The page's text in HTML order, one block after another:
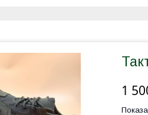
1